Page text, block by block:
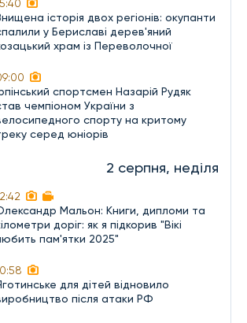
історія двох регіонів: окупанти
у Бериславі дерев'яний
храм із Переволочної
спортсмен Назарій Рудяк
чемпіоном України з
спорту на критому
серед юніорів
2 серпня, неділя
Мальон: Книги, дипломи та
доріг: як я підкорив "Вікі
пам'ятки 2025"
для дітей відновило
після атаки РФ